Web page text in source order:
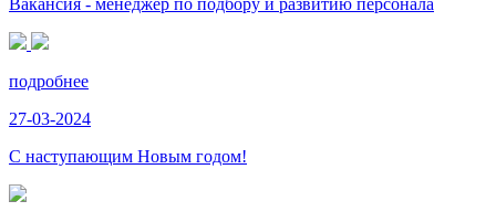
подробнее
27-03-2024
С наступающим Новым годом!